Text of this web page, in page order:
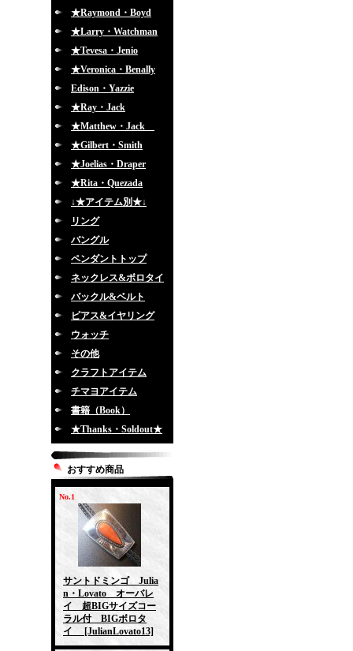
★Raymond・Boyd
★Larry・Watchman
★Tevesa・Jenio
★Veronica・Benally
Edison・Yazzie
★Ray・Jack
★Matthew・Jack
★Gilbert・Smith
★Joelias・Draper
★Rita・Quezada
↓★アイテム別★↓
リング
バングル
ペンダントトップ
ネックレス&ボロタイ
バックル&ベルト
ピアス&イヤリング
ウォッチ
その他
クラフトアイテム
チマヨアイテム
書籍（Book）
★Thanks・Soldout★
おすすめ商品
No.1
サントドミンゴ Julia
n・Lovato オーバレ
イ 超BIGサイズコー
ラル付 BIGボロタ
イ
[JulianLovato13]